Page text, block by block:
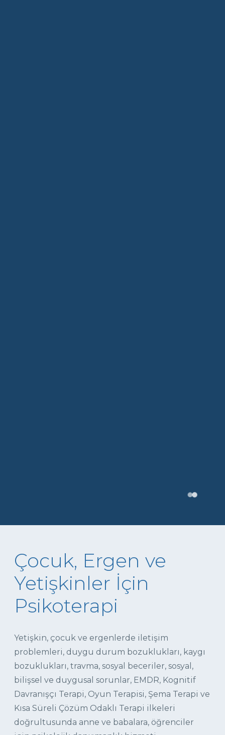
Çocuk, Ergen ve
Yetişkinler İçin
Psikoterapi
Yetişkin, çocuk ve ergenlerde iletişim
problemleri, duygu durum bozuklukları, kaygı
bozuklukları, travma, sosyal beceriler, sosyal,
bilişsel ve duygusal sorunlar, EMDR, Kognitif
Davranışçı Terapi, Oyun Terapisi, Şema Terapi ve
Kısa Süreli Çözüm Odaklı Terapi ilkeleri
doğrultusunda anne ve babalara, öğrenciler